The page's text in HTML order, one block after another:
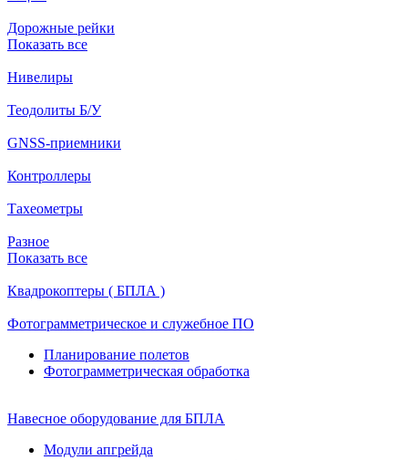
Дорожные рейки
Показать все
Нивелиры
Теодолиты Б/У
GNSS-приемники
Контроллеры
Тахеометры
Разное
Показать все
Квадрокоптеры ( БПЛА )
Фотограмметрическое и служебное ПО
Планирование полетов
Фотограмметрическая обработка
Навесное оборудование для БПЛА
Модули апгрейда